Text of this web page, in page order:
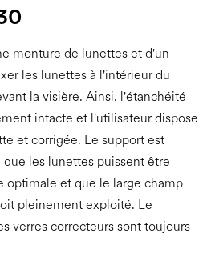
monture de lunettes et d'un
les lunettes à l'intérieur du
la visière. Ainsi, l'étanchéité
intacte et l'utilisateur dispose
et corrigée. Le support est
les lunettes puissent être
optimale et que le large champ
pleinement exploité. Le
verres correcteurs sont toujours